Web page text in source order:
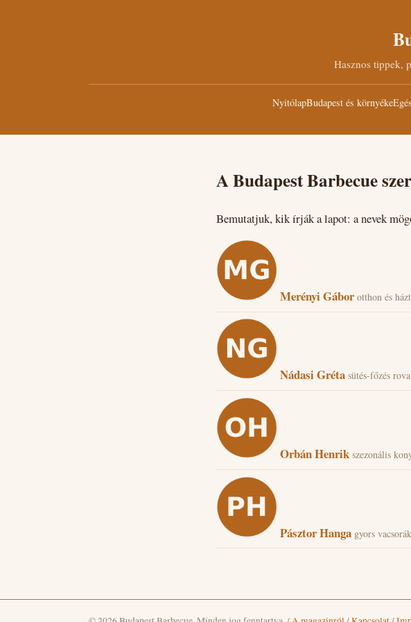
Hasznos tippek,
NyitólapBudapest és környéke
A Budapest Barbecue
Bemutatjuk, kik írják a lapot: a nevek
Merényi Gábor otthon és
Nádasi Gréta sütés-főzés
Orbán Henrik szezonális
Pásztor Hanga gyors vacsorák